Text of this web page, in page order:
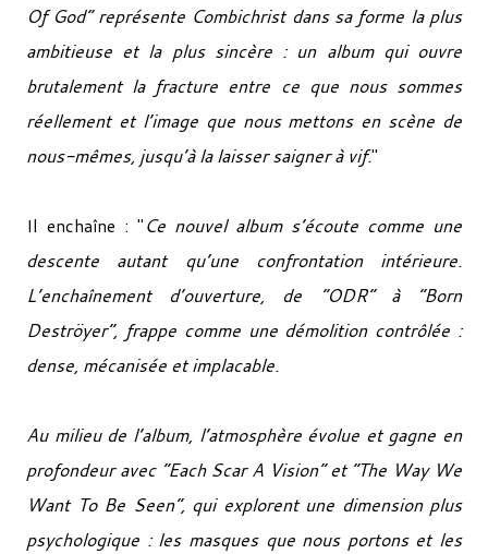
Of God” représente Combichrist dans sa forme la plus
ambitieuse et la plus sincère : un album qui ouvre
brutalement la fracture entre ce que nous sommes
réellement et l’image que nous mettons en scène de
nous-mêmes, jusqu’à la laisser saigner à vif."
Il enchaîne : "Ce nouvel album s’écoute comme une
descente autant qu’une confrontation intérieure.
L’enchaînement d’ouverture, de “ODR” à “Born
Deströyer”, frappe comme une démolition contrôlée :
dense, mécanisée et implacable.
Au milieu de l’album, l’atmosphère évolue et gagne en
profondeur avec “Each Scar A Vision” et “The Way We
Want To Be Seen”, qui explorent une dimension plus
psychologique : les masques que nous portons et les